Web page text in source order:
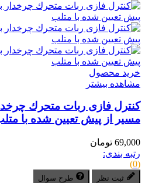
خرید محصول
مشاهده بیشتر
کنترل فازی ربات متحرك
مسیر از پیش تعیین شده با
69,000 تومان
رتبه بندی:
(0)
ثبت نظر طرح سوال